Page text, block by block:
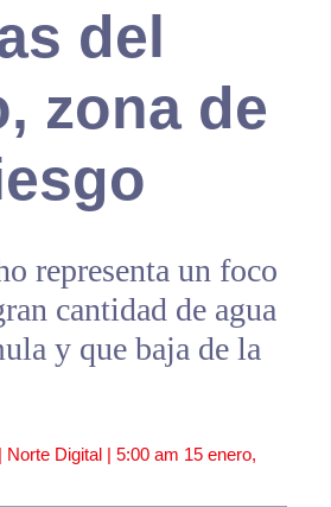
del
zona de
representa un foco
cantidad de agua
y que baja de la
Norte Digital | 5:00 am 15 enero,